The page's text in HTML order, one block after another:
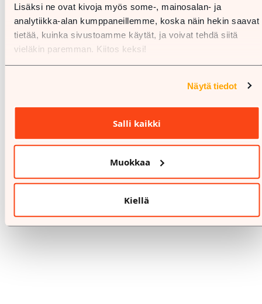
Lisäksi ne ovat kivoja myös some-, mainosalan- ja
analytiikka-alan kumppaneillemme, koska näin hekin saavat
tietää, kuinka sivustoamme käytät, ja voivat tehdä siitä
vieläkin paremman. Kiitos keksi!
Näytä tiedot
Salli kaikki
Muokkaa
Kiellä